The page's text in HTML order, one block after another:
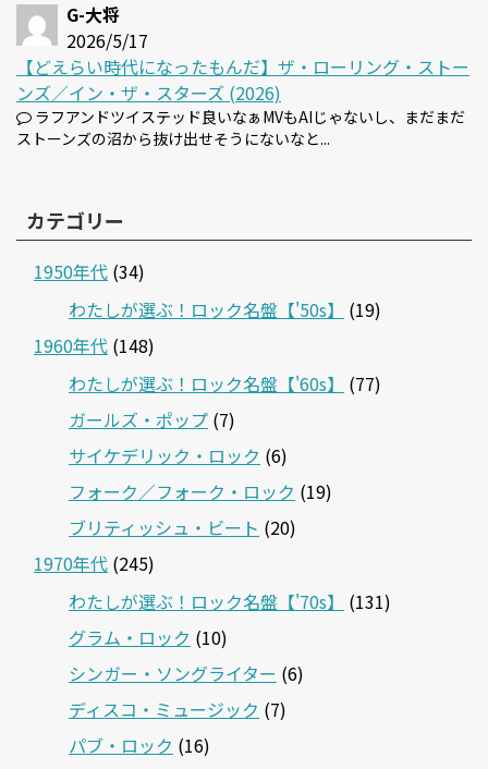
G-大将
2026/5/17
【どえらい時代になったもんだ】ザ・ローリング・ストー
ンズ／イン・ザ・スターズ (2026)
ラフアンドツイステッド良いなぁMVもAIじゃないし、まだまだ
ストーンズの沼から抜け出せそうにないなと...
カテゴリー
1950年代 (34)
わたしが選ぶ！ロック名盤【'50s】
(19)
1960年代 (148)
わたしが選ぶ！ロック名盤【'60s】
(77)
ガールズ・ポップ (7)
サイケデリック・ロック (6)
フォーク／フォーク・ロック (19)
ブリティッシュ・ビート (20)
1970年代 (245)
わたしが選ぶ！ロック名盤【'70s】
(131)
グラム・ロック (10)
シンガー・ソングライター (6)
ディスコ・ミュージック (7)
パブ・ロック (16)